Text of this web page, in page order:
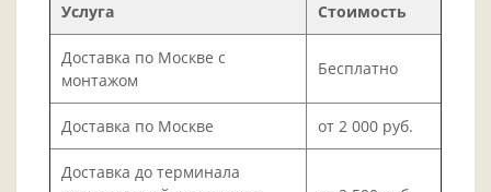
Услуга Стоимость
Доставка по Москве с
монтажом
Бесплатно
Доставка по Москве от 2 000 руб.
Доставка до терминала